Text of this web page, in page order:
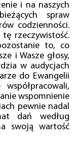
i na naszych
spraw
codzienności.
rzeczywistość.
to, co
i Wasze głosy,
w audycjach
do Ewangelii
wspomnienie
pewnie nadal
dań według
swoją wartość